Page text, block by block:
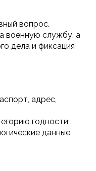
вопрос.
военную службу, а
дела и фиксация
адрес,
годности;
данные